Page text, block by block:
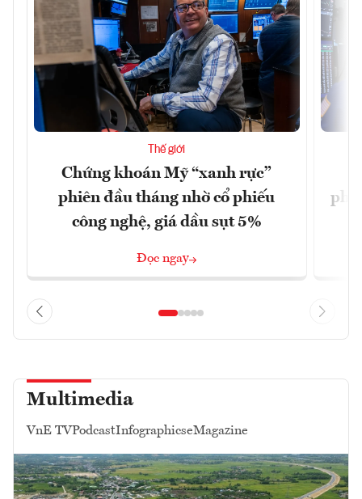
Thế giới
Chứng khoán Mỹ “xanh rực”
phiên đầu tháng nhờ cổ phiếu
công nghệ, giá dầu sụt 5%
Đọc ngay
Multimedia
VnE TVPodcastInfographicseMagazine